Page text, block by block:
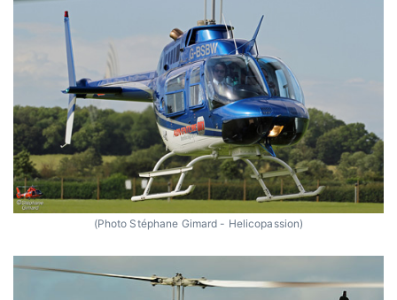
(Photo Stéphane Gimard - Helicopassion)